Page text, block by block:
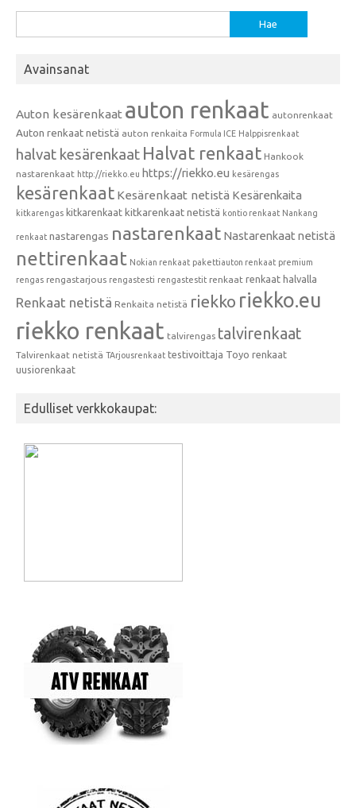
Avainsanat
Auton kesärenkaat auton renkaat autonrenkaat
Auton renkaat netistä auton renkaita Formula ICE Halppisrenkaat
halvat kesärenkaat Halvat renkaat Hankook
nastarenkaat http://riekko.eu https://riekko.eu kesärengas
kesärenkaat Kesärenkaat netistä Kesärenkaita
kitkarengas kitkarenkaat kitkarenkaat netistä kontio renkaat Nankang
renkaat nastarengas nastarenkaat Nastarenkaat netistä
nettirenkaat Nokian renkaat pakettiauton renkaat premium
rengas rengastarjous rengastesti rengastestit renkaat renkaat halvalla
Renkaat netistä Renkaita netistä riekko riekko.eu
riekko renkaat talvirengas talvirenkaat
Talvirenkaat netistä TArjousrenkaat testivoittaja Toyo renkaat
uusiorenkaat
Edulliset verkkokaupat: